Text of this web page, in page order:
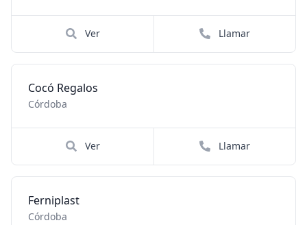
Ver Llamar
Cocó Regalos
Córdoba
Ver Llamar
Ferniplast
Córdoba